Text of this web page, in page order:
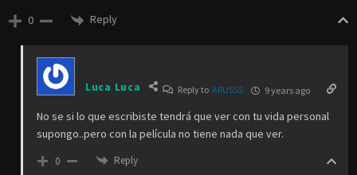
0 Reply
Luca Luca Reply toARUSSS 9 years ago
No se si lo que escribiste tendrá que ver con tu vida personal
supongo..pero con la película no tiene nada que ver.
0 Reply